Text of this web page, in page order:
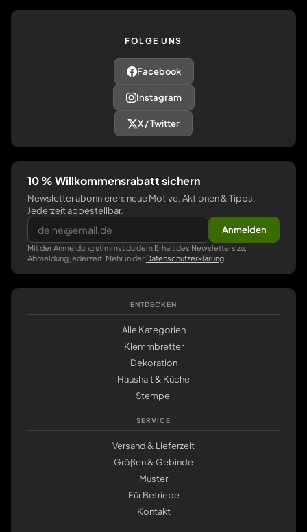
FOLGE UNS
Facebook
Instagram
X / Twitter
10 % Willkommensrabatt sichern
Newsletter abonnieren: neue Motive, Aktionen & Tipps.
Jederzeit abbestellbar.
Anmelden
Mit der Anmeldung stimmst du dem Erhalt des Newsletters zu,
Abmeldung jederzeit. Mehr in der Datenschutzerklärung
ENTDECKEN
Alle Kategorien
Klemmbretter
Dekoration
Haushalt & Küche
Stempel
SERVICE
Versand & Lieferzeit
Größen & Gebinde
Muster
Für Betriebe
Kontakt